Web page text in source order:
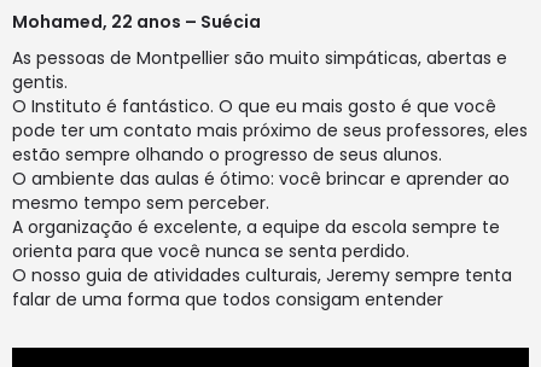
Mohamed, 22 anos – Suécia
As pessoas de Montpellier são muito simpáticas, abertas e
gentis.
O Instituto é fantástico. O que eu mais gosto é que você
pode ter um contato mais próximo de seus professores, eles
estão sempre olhando o progresso de seus alunos.
O ambiente das aulas é ótimo: você brincar e aprender ao
mesmo tempo sem perceber.
A organização é excelente, a equipe da escola sempre te
orienta para que você nunca se senta perdido.
O nosso guia de atividades culturais, Jeremy sempre tenta
falar de uma forma que todos consigam entender